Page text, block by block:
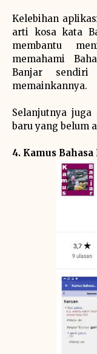
Kelebihan
arti kosa kata
membantu
memahami
Banjar
memainkannya.
Selanjutnya
baru yang belum
4. Kamus